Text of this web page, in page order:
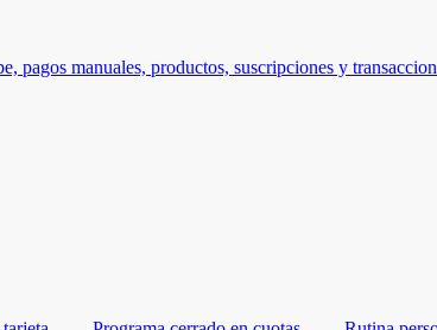
pagos manuales, productos, suscripciones y